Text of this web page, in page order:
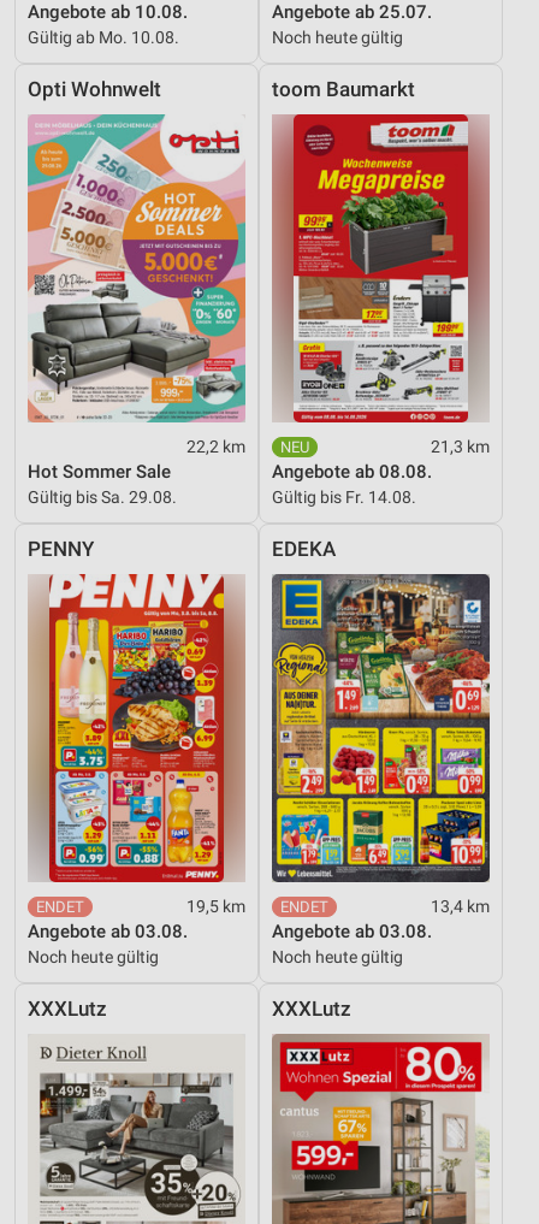
Angebote ab 10.08.
Gültig ab Mo. 10.08.
Angebote ab 25.07.
Noch heute gültig
Opti Wohnwelt
22,2 km
Hot Sommer Sale
Gültig bis Sa. 29.08.
toom Baumarkt
21,3 km
Angebote ab 08.08.
Gültig bis Fr. 14.08.
PENNY
19,5 km
Angebote ab 03.08.
Noch heute gültig
EDEKA
13,4 km
Angebote ab 03.08.
Noch heute gültig
XXXLutz XXXLutz